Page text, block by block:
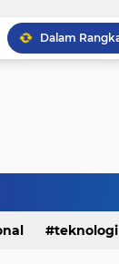
teknologi